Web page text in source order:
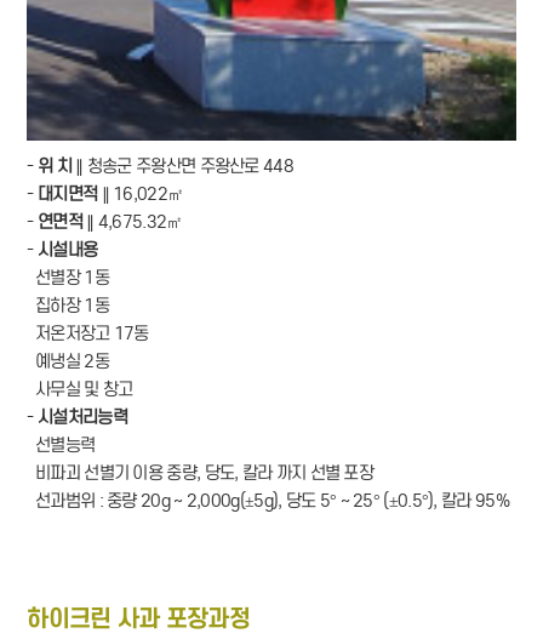
- 위 치 ∥ 청송군 주왕산면 주왕산로 448
- 대지면적 ∥ 16,022㎡
- 연면적∥ 4,675.32㎡
- 시설내용
선별장 1동
집하장 1동
저온저장고 17동
예냉실 2동
사무실 및 창고
- 시설처리능력
선별능력
비파괴 선별기 이용 중량, 당도, 칼라 까지 선별 포장
선과범위 : 중량 20g ~ 2,000g(±5g), 당도 5° ~ 25° (±0.5°), 칼라 95%
하이크린 사과 포장과정